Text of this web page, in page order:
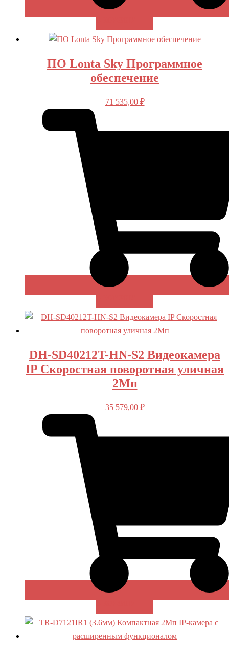
ПО Lonta Sky Программное
обеспечение
71 535,00 ₽
DH-SD40212T-HN-S2 Видеокамера
IP Скоростная поворотная уличная
2Мп
35 579,00 ₽